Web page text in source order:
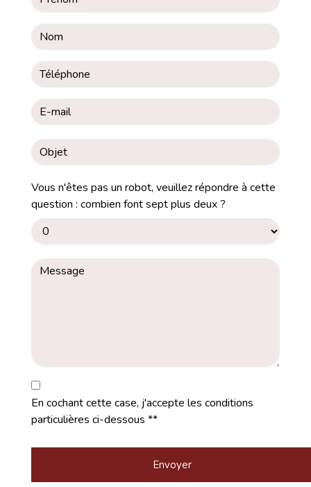
Vous n'êtes pas un robot, veuillez répondre à cette
question : combien font sept plus deux ?
En cochant cette case, j'accepte les conditions
particulières ci-dessous **
Envoyer